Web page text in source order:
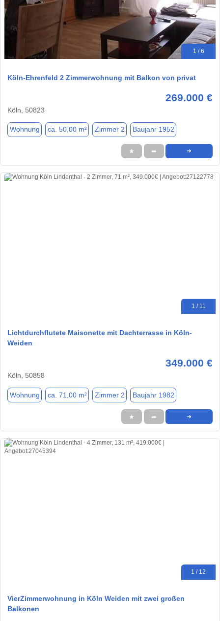
1 / 6
Köln-Ehrenfeld 2 Zimmerwohnung mit Balkon von privat
269.000 €
Köln, 50823
Wohnung ca. 50,00 m² Zimmer 2 Baujahr 1952
★ ➦ ➜
1 / 11
Lichtdurchflutete Maisonette mit Dachterrasse in Köln-
Weiden
349.000 €
Köln, 50858
Wohnung ca. 71,00 m² Zimmer 2 Baujahr 1982
★ ➦ ➜
1 / 12
VierZimmerwohnung in Köln Weiden mit zwei großen
Balkonen